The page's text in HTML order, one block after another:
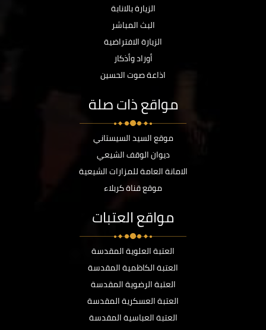
الزيارة بالانابة
البث المباشر
الزيارة الافتراضية
أوراد وأذكار
اذاعة صوت الحسين
مواقع ذات صلة
موقع السيد السيستاني
ديوان الوقف الشيعي
الامانة العامة للمزارات الشيعية
موقع قناة كربلاء
مواقع العتبات
العتبة العلوية المقدسة
العتبة الكاظمية المقدسة
العتبة الرضوية المقدسة
العتبة العسكرية المقدسة
العتبة العباسية المقدسة